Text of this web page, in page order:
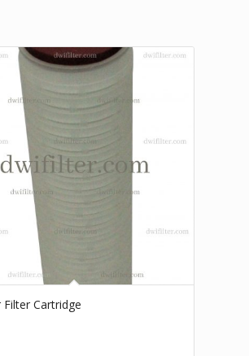
Filter Cartridge